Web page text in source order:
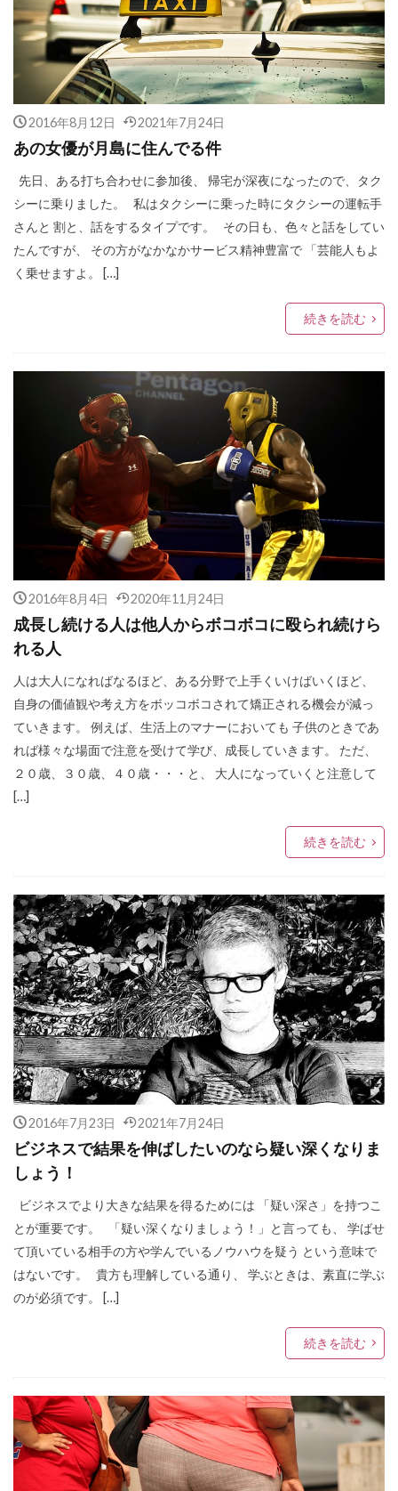
2016年8月12日 2021年7月24日
あの女優が月島に住んでる件
先日、ある打ち合わせに参加後、 帰宅が深夜になったので、タク
シーに乗りました。 私はタクシーに乗った時にタクシーの運転手
さんと 割と、話をするタイプです。 その日も、色々と話をしてい
たんですが、 その方がなかなかサービス精神豊富で 「芸能人もよ
く乗せますよ。 […]
続きを読む
2016年8月4日 2020年11月24日
成長し続ける人は他人からボコボコに殴られ続けら
れる人
人は大人になればなるほど、ある分野で上手くいけばいくほど、
自身の価値観や考え方をボッコボコされて矯正される機会が減っ
ていきます。 例えば、生活上のマナーにおいても 子供のときであ
れば様々な場面で注意を受けて学び、成長していきます。 ただ、
２０歳、３０歳、４０歳・・・と、 大人になっていくと注意して
[…]
続きを読む
2016年7月23日 2021年7月24日
ビジネスで結果を伸ばしたいのなら疑い深くなりま
しょう！
ビジネスでより大きな結果を得るためには 「疑い深さ」を持つこ
とが重要です。 「疑い深くなりましょう！」と言っても、 学ばせ
て頂いている相手の方や学んでいるノウハウを疑う という意味で
はないです。 貴方も理解している通り、 学ぶときは、素直に学ぶ
のが必須です。 […]
続きを読む